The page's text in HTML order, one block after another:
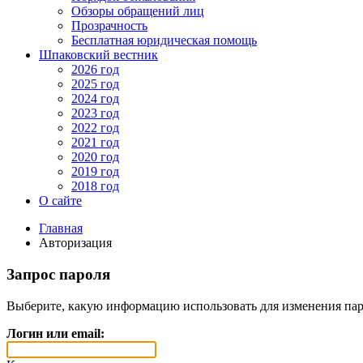
Обзоры обращений лиц
Прозрачность
Бесплатная юридическая помощь
Шпаковский вестник
2026 год
2025 год
2024 год
2023 год
2022 год
2021 год
2020 год
2019 год
2018 год
О сайте
Главная
Авторизация
Запрос пароля
Выберите, какую информацию использовать для изменения
Логин или email: